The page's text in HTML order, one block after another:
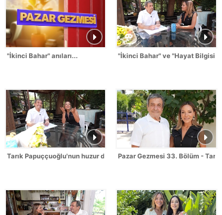
"İkinci Bahar" anıları... "İkinci Bahar" ve "Hayat Bilgisi"
Tarık Papuççuoğlu'nun huzur dolu yaşamı!Pazar Gezmesi 33. Bölüm -